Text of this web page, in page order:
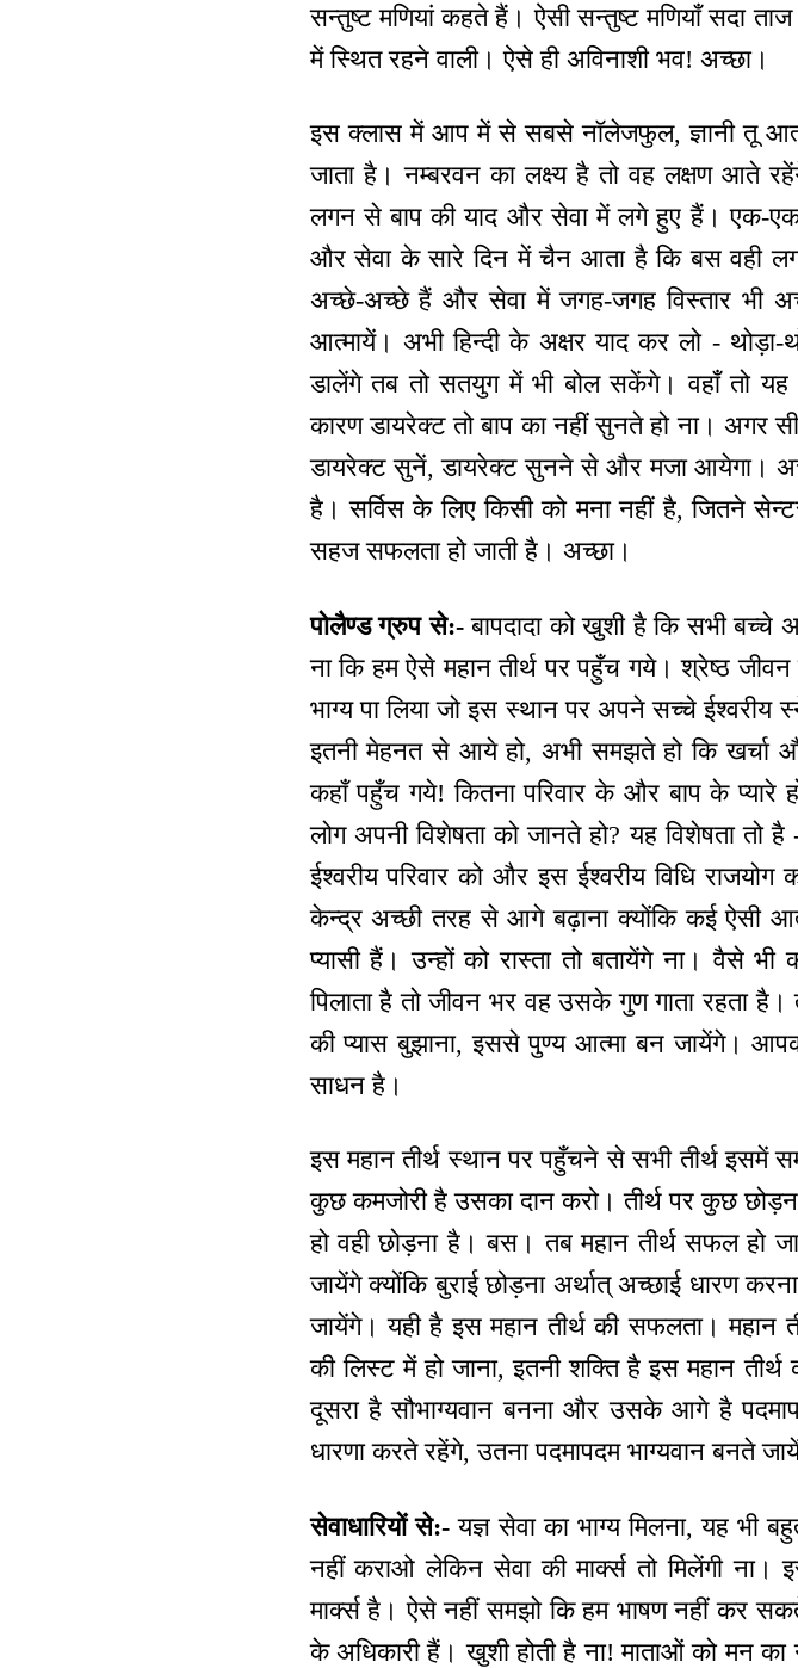
सन्तुष्ट मणियां कहते हैं। ऐसी सन्तुष्ट मणियाँ सदा
में स्थित रहने वाली। ऐसे ही अविनाशी भव! अच्छा।
इस क्लास में आप में से सबसे नॉलेजफुल, ज्ञानी तू
जाता है। नम्बरवन का लक्ष्य है तो वह लक्षण आते
लगन से बाप की याद और सेवा में लगे हुए हैं। एक-एक
और सेवा के सारे दिन में चैन आता है कि बस वही
अच्छे-अच्छे हैं और सेवा में जगह-जगह विस्तार भी
आत्मायें। अभी हिन्दी के अक्षर याद कर लो -
डालेंगे तब तो सतयुग में भी बोल सकेंगे। वहाँ तो यह
कारण डायरेक्ट तो बाप का नहीं सुनते हो ना। अगर
डायरेक्ट सुनें, डायरेक्ट सुनने से और मजा आयेगा।
है। सर्विस के लिए किसी को मना नहीं है, जितने
सहज सफलता हो जाती है। अच्छा।
पोलैण्ड ग्रुप से:-बापदादा को खुशी है कि सभी
ना कि हम ऐसे महान तीर्थ पर पहुँच गये। श्रेष्ठ
भाग्य पा लिया जो इस स्थान पर अपने सच्चे
इतनी मेहनत से आये हो, अभी समझते हो कि खर्चा
कहाँ पहुँच गये! कितना परिवार के और बाप के प्यारे
लोग अपनी विशेषता को जानते हो? यह विशेषता
ईश्वरीय परिवार को और इस ईश्वरीय विधि
केन्द्र अच्छी तरह से आगे बढ़ाना क्योंकि कई ऐसी
प्यासी हैं। उन्हों को रास्ता तो बतायेंगे ना। वैसे
पिलाता है तो जीवन भर वह उसके गुण गाता रहता
की प्यास बुझाना, इससे पुण्य आत्मा बन जायेंगे।
साधन है।
इस महान तीर्थ स्थान पर पहुँचने से सभी तीर्थ इसमें
कुछ कमजोरी है उसका दान करो। तीर्थ पर कुछ
हो वही छोड़ना है। बस। तब महान तीर्थ सफल हो
जायेंगे क्योंकि बुराई छोड़ना अर्थात् अच्छाई धारण
जायेंगे। यही है इस महान तीर्थ की सफलता। महान
की लिस्ट में हो जाना, इतनी शक्ति है इस महान
दूसरा है सौभाग्यवान बनना और उसके आगे है
धारणा करते रहेंगे, उतना पदमापदम भाग्यवान बनते
सेवाधारियों से:-यज्ञ सेवा का भाग्य मिलना, यह भी
नहीं कराओ लेकिन सेवा की मार्क्स तो मिलेंगी
मार्क्स है। ऐसे नहीं समझो कि हम भाषण नहीं कर
के अधिकारी हैं। खुशी होती है ना! माताओं को मन